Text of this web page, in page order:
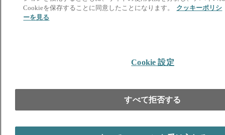
Cookieを保存することに同意したことになります。
クッキーポリシ
ーを見る
Cookie 設定
すべて拒否する